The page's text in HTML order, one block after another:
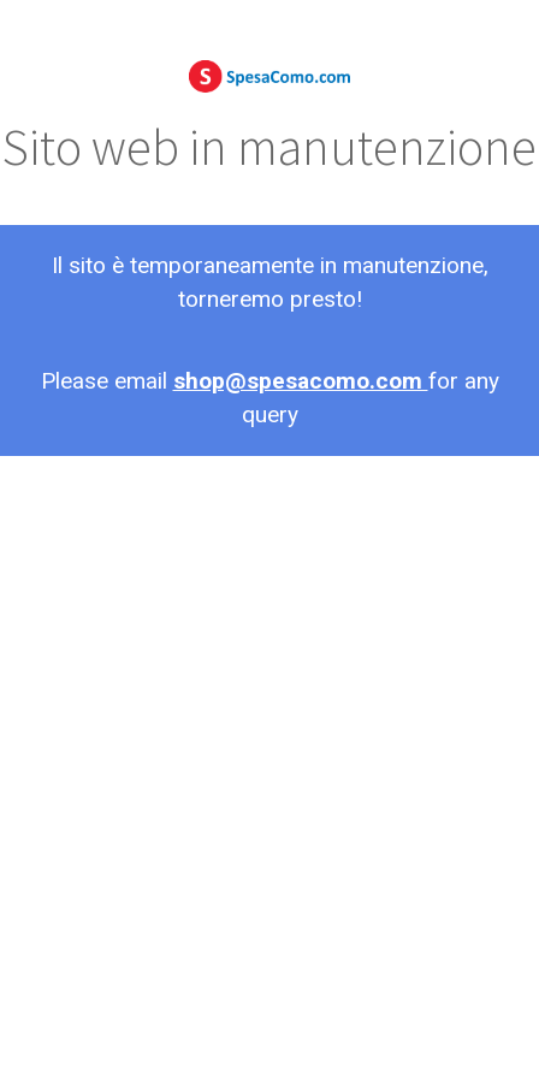
Sito web in manutenzione
Il sito è temporaneamente in manutenzione,
torneremo presto!
Please email shop@spesacomo.com for any
query